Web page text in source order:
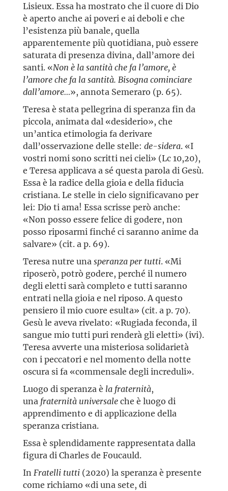
Lisieux. Essa ha mostrato che il cuore di Dio
è aperto anche ai poveri e ai deboli e che
l’esistenza più banale, quella
apparentemente più quotidiana, può essere
saturata di presenza divina, dall’amore dei
santi. «Non è la santità che fa l’amore, è
l’amore che fa la santità. Bisogna cominciare
dall’amore…», annota Semeraro (p. 65).
Teresa è stata pellegrina di speranza fin da
piccola, animata dal «desiderio», che
un’antica etimologia fa derivare
dall’osservazione delle stelle: de-sidera. «I
vostri nomi sono scritti nei cieli» (Lc 10,20),
e Teresa applicava a sé questa parola di Gesù.
Essa è la radice della gioia e della fiducia
cristiana. Le stelle in cielo significavano per
lei: Dio ti ama! Essa scrisse però anche:
«Non posso essere felice di godere, non
posso riposarmi finché ci saranno anime da
salvare» (cit. a p. 69).
Teresa nutre unasperanza per tutti. «Mi
riposerò, potrò godere, perché il numero
degli eletti sarà completo e tutti saranno
entrati nella gioia e nel riposo. A questo
pensiero il mio cuore esulta» (cit. a p. 70).
Gesù le aveva rivelato: «Rugiada feconda, il
sangue mio tutti puri renderà gli eletti» (ivi).
Teresa avverte una misteriosa solidarietà
con i peccatori e nel momento della notte
oscura si fa «commensale degli increduli».
Luogo di speranza è la fraternità,
una fraternità universaleche è luogo di
apprendimento e di applicazione della
speranza cristiana.
Essa è splendidamente rappresentata dalla
figura di Charles de Foucauld.
InFratelli tutti (2020) la speranza è presente
come richiamo «di una sete, di